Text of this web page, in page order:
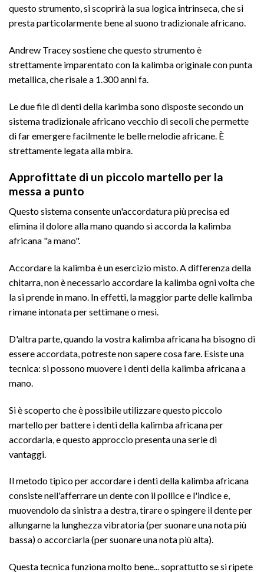
questo strumento, si scoprirà la sua logica intrinseca, che si
presta particolarmente bene al suono tradizionale africano.
Andrew Tracey sostiene che questo strumento è
strettamente imparentato con la kalimba originale con punta
metallica, che risale a 1.300 anni fa.
Le due file di denti della karimba sono disposte secondo un
sistema tradizionale africano vecchio di secoli che permette
di far emergere facilmente le belle melodie africane. È
strettamente legata alla mbira.
Approfittate di un piccolo martello per la
messa a punto
Questo sistema consente un'accordatura più precisa ed
elimina il dolore alla mano quando si accorda la kalimba
africana "a mano".
Accordare la kalimba è un esercizio misto. A differenza della
chitarra, non è necessario accordare la kalimba ogni volta che
la si prende in mano. In effetti, la maggior parte delle kalimba
rimane intonata per settimane o mesi.
D'altra parte, quando la vostra kalimba africana ha bisogno di
essere accordata, potreste non sapere cosa fare. Esiste una
tecnica: si possono muovere i denti della kalimba africana a
mano.
Si è scoperto che è possibile utilizzare questo piccolo
martello per battere i denti della kalimba africana per
accordarla, e questo approccio presenta una serie di
vantaggi.
Il metodo tipico per accordare i denti della kalimba africana
consiste nell'afferrare un dente con il pollice e l'indice e,
muovendolo da sinistra a destra, tirare o spingere il dente per
allungarne la lunghezza vibratoria (per suonare una nota più
bassa) o accorciarla (per suonare una nota più alta).
Questa tecnica funziona molto bene... soprattutto se si ripete